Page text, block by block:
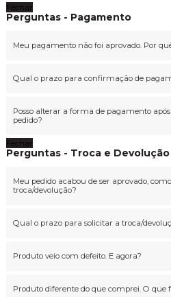
Fechar
Perguntas - Pagamento
Meu pagamento não foi aprovado. Por
Qual o prazo para confirmação de
Posso alterar a forma de pagamento
pedido?
Fechar
Perguntas - Troca e Devolução
Meu pedido acabou de ser aprovado,
troca/devolução?
Qual o prazo para solicitar a troca/
Produto veio com defeito. E agora?
Produto diferente do que comprei. O que